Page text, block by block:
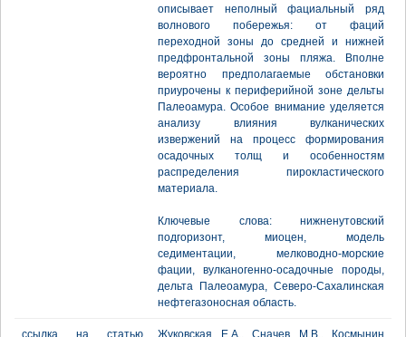
описывает неполный фациальный ряд
волнового побережья: от фаций
переходной зоны до средней и нижней
предфронтальной зоны пляжа. Вполне
вероятно предполагаемые обстановки
приурочены к периферийной зоне дельты
Палеоамура. Особое внимание уделяется
анализу влияния вулканических
извержений на процесс формирования
осадочных толщ и особенностям
распределения пирокластического
материала.
Ключевые слова: нижненутовский
подгоризонт, миоцен, модель
седиментации, мелководно-морские
фации, вулканогенно-осадочные породы,
дельта Палеоамура, Северо-Сахалинская
нефтегазоносная область.
ссылка на статью
Жуковская Е.А., Сначев М.В., Космынин